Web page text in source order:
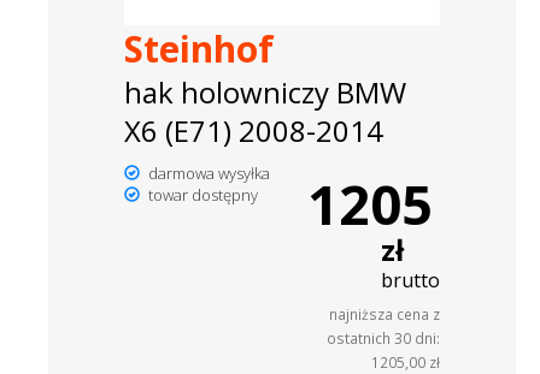
Steinhof
hak holowniczy BMW
X6 (E71) 2008-2014
darmowa wysyłka
towar dostępny
1205
zł
brutto
najniższa cena z
ostatnich 30 dni:
1205,00 zł